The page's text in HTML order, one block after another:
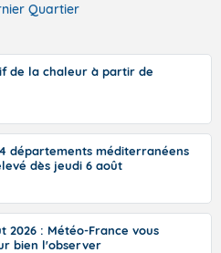
Quartier
de la chaleur à partir de
départements méditerranéens
dès jeudi 6 août
2026 : Météo-France vous
bien l'observer